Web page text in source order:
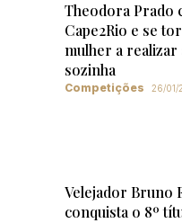
Theodora Prado
Cape2Rio e se
mulher a realizar
sozinha
Competições 26/01/
Velejador Bruno
conquista o 8º